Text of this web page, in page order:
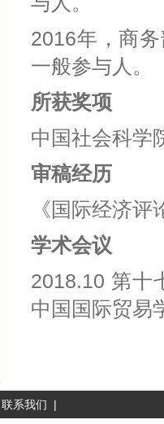
2016年，商
一般参与人。
所获奖项
中国社会科学
审稿经历
《国际经济
学术会议
2018.10 第十
中国国际贸易
联系我们 |